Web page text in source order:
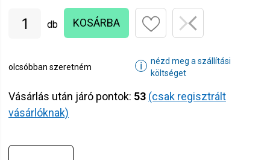
db KOSÁRBA
olcsóbban szeretném ℹ
nézd meg a szállítási
költséget
Vásárlás után járó pontok: 53 (csak regisztrált
vásárlóknak)